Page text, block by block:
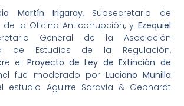
Martín Irigaray, Subsecretario de
de la Oficina Anticorrupción, y Ezequiel
General de la Asociación
de Estudios de la Regulación,
el Proyecto de Ley de Extinción de
fue moderado por Luciano Munilla
estudio Aguirre Saravia & Gebhardt